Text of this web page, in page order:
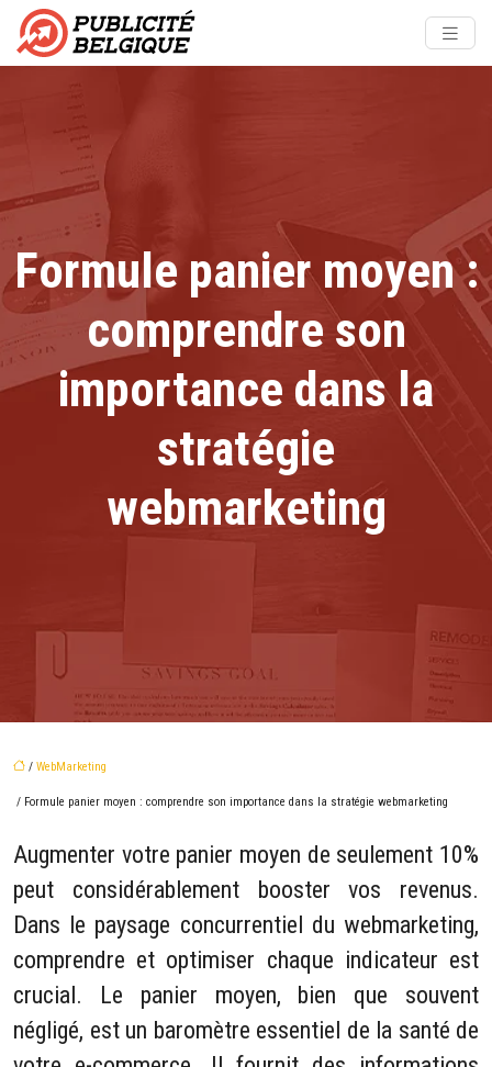
Formule panier moyen :
comprendre son
importance dans la
stratégie
webmarketing
/ WebMarketing
/ Formule panier moyen : comprendre son importance dans la stratégie webmarketing
Augmenter votre panier moyen de seulement 10%
peut considérablement booster vos revenus.
Dans le paysage concurrentiel du webmarketing,
comprendre et optimiser chaque indicateur est
crucial. Le panier moyen, bien que souvent
négligé, est un baromètre essentiel de la santé de